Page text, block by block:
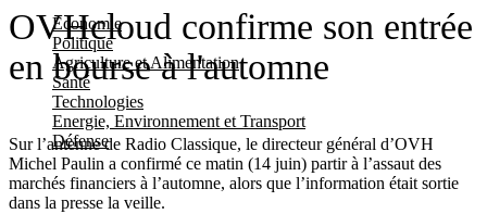
Economie
Politique
Agriculture et Alimentation
Santé
Technologies
Energie, Environnement et Transport
Défense
OVHcloud confirme son entrée
en bourse à l'automne
Sur l’antenne de Radio Classique, le directeur général d’OVH
Michel Paulin a confirmé ce matin (14 juin) partir à l’assaut des
marchés financiers à l’automne, alors que l’information était sortie
dans la presse la veille.